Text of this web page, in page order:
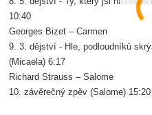
10:40
Georges Bizet – Carmen
9. 3. dějství - Hle, podloudníků
(Micaela) 6:17
Richard Strauss – Salome
10. závěrečný zpěv (Salome) 15:20